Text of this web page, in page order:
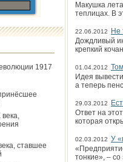
1917
ставшее
Макушка
теплицах. В
22.06.2012
Не
Дождливый
крепкий
01.04.2012
Идея
а теперь
29.03.2012
Ответ на
которая
02.03.2012 У
тонкие», –